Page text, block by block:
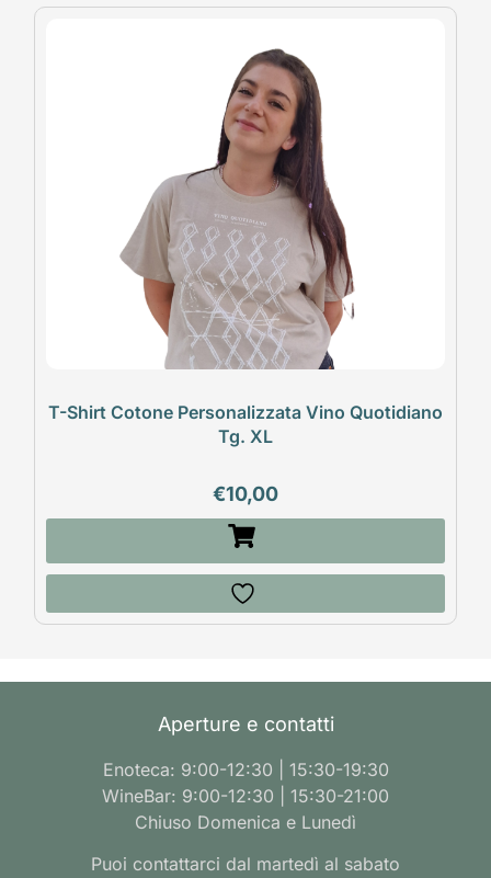
T-Shirt Cotone Personalizzata Vino Quotidiano
Tg. XL
€10,00
Aperture e contatti
Enoteca: 9:00-12:30 | 15:30-19:30
WineBar: 9:00-12:30 | 15:30-21:00
Chiuso Domenica e Lunedì
Puoi contattarci dal martedì al sabato